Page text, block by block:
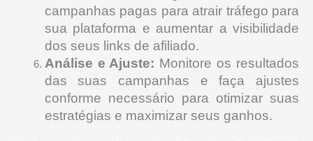
campanhas pagas para atrair tráfego para
sua plataforma e aumentar a visibilidade
dos seus links de afiliado.
Análise e Ajuste: Monitore os resultados
das suas campanhas e faça ajustes
conforme necessário para otimizar suas
estratégias e maximizar seus ganhos.